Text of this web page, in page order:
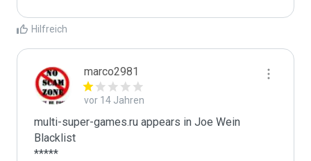
Hilfreich
marco2981
vor 14 Jahren
multi-super-games.ru appears in Joe Wein
Blacklist
*****